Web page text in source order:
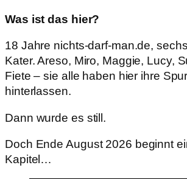
Was ist das hier?
18 Jahre nichts-darf-man.de,
Kater. Areso, Miro, Maggie, Lucy,
Fiete – sie alle haben hier ihre
hinterlassen.
Dann wurde es still.
Doch Ende August 2026 beginnt
Kapitel…